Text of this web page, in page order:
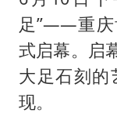
足”——重庆
式启幕。启
大足石刻的
现。